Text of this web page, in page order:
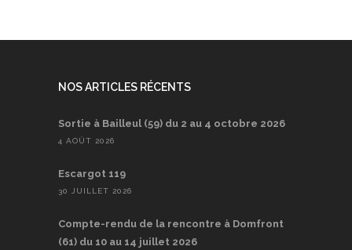
NOS ARTICLES RÉCENTS
Sortie à Bailleul (59) du 2 au 4 octobre 2026
4 AOÛT 2026
Escargot 119
30 JUILLET 2026
Compte-rendu de la rencontre à Domfront
(61) du 10 au 14 juillet 2026